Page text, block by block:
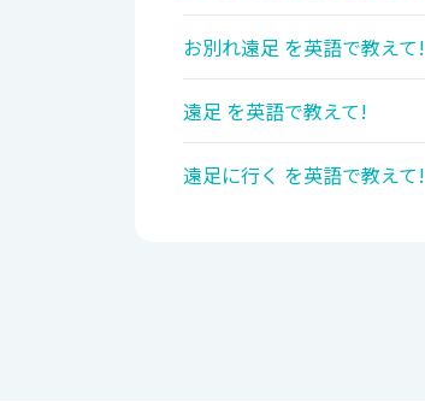
お別れ遠足 を英語で教えて!
遠足 を英語で教えて!
遠足に行く を英語で教えて!